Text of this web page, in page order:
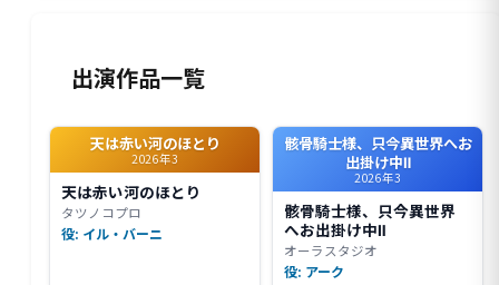
出演作品一覧
天は赤い河のほとり
2026年3
天は赤い河のほとり
タツノコプロ
役: イル・バーニ
骸骨騎士様、只今異世界へお
出掛け中Ⅱ
2026年3
骸骨騎士様、只今異世界
へお出掛け中Ⅱ
オーラスタジオ
役: アーク